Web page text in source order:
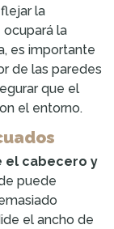
la
la
es importante
de las paredes
que el
el entorno.
el cabecero y
puede
el ancho de